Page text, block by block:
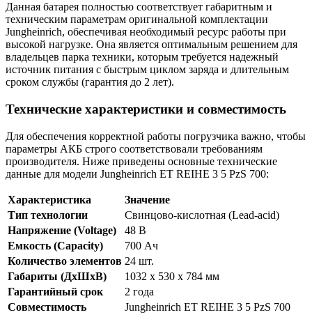
Данная батарея полностью соответствует габаритным и
техническим параметрам оригинальной комплектации
Jungheinrich, обеспечивая необходимый ресурс работы при
высокой нагрузке. Она является оптимальным решением для
владельцев парка техники, которым требуется надежный
источник питания с быстрым циклом заряда и длительным
сроком службы (гарантия до 2 лет).
Технические характеристики и совместимость
Для обеспечения корректной работы погрузчика важно, чтобы
параметры АКБ строго соответствовали требованиям
производителя. Ниже приведены основные технические
данные для модели Jungheinrich ET REIHE 3 5 PzS 700:
Характеристика
Значение
Тип технологии
Свинцово-кислотная (Lead-acid)
Напряжение (Voltage)
48 В
Емкость (Capacity)
700 Ач
Количество элементов 24 шт.
Габариты (ДхШхВ)
1032 x 530 x 784 мм
Гарантийный срок
2 года
Совместимость
Jungheinrich ET REIHE 3 5 PzS 700